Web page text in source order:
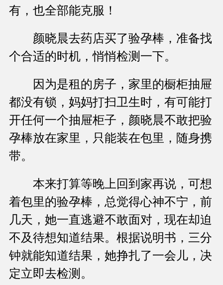
有，也全部能克服！
颜晓晨去药店买了验孕棒，准备找
个合适的时机，悄悄检测一下。
因为是租的房子，家里的橱柜抽屉
都没有锁，妈妈打扫卫生时，有可能打
开任何一个抽屉柜子，颜晓晨不敢把验
孕棒放在家里，只能装在包里，随身携
带。
本来打算等晚上回到家再说，可想
着包里的验孕棒，总觉得心神不宁，前
几天，她一直逃避不敢面对，现在却迫
不及待想知道结果。根据说明书，三分
钟就能知道结果，她挣扎了一会儿，决
定立即去检测。